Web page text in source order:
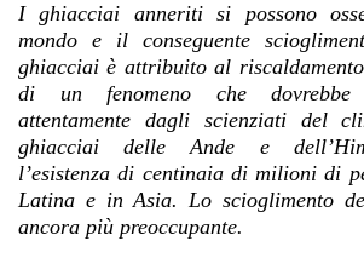
I ghiacciai anneriti si possono
mondo e il conseguente
ghiacciai è attribuito al
di un fenomeno che dovrebbe
attentamente dagli scienziati del
ghiacciai delle Ande e
l’esistenza di centinaia di milioni di
Latina e in Asia. Lo scioglimento
ancora più preoccupante.